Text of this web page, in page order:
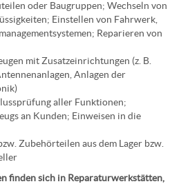
oder Baugruppen; Wechseln von
Einstellen von Fahrwerk,
Reparieren von
mit Zusatzeinrichtungen (z. B.
Anlagen der
aller Funktionen;
an Kunden; Einweisen in die
Zubehörteilen aus dem Lager bzw.
finden sich in Reparaturwerkstätten,